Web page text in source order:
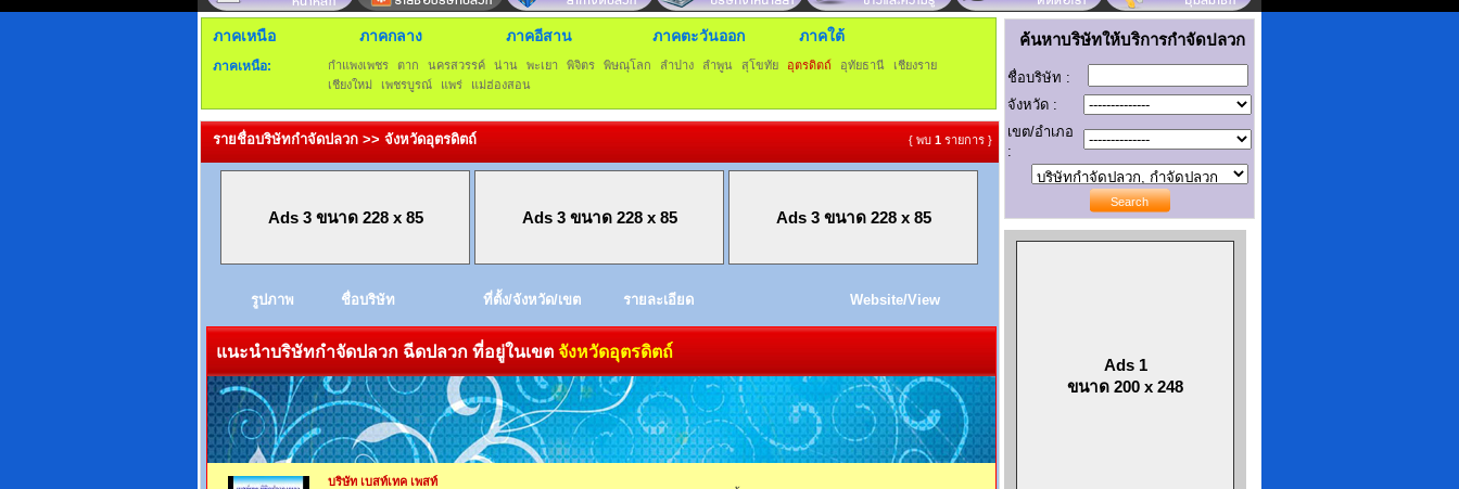
ภาคเหนือ ภาคกลาง ภาคอีสาน ภาคตะวันออก ภาคใต้
ภาคเหนือ: กำแพงเพชร ตาก นครสวรรค์ น่าน พะเยา พิจิตร พิษณุโลก ลำปาง ลำพูน สุโขทัย อุตรดิตถ์ อุทัยธานี
เชียงราย
เชียงใหม่
เพชรบูรณ์ แพร่ แม่ฮ่องสอน
รายชื่อบริษัทกำจัดปลวก >> จังหวัดอุตรดิตถ์ { พบ 1 รายการ }
Ads 3 ขนาด 228 x 85 Ads 3 ขนาด 228 x 85 Ads 3 ขนาด 228 x 85
รูปภาพ ชื่อบริษัท ที่ตั้ง/จังหวัด/เขต รายละเอียด Website/View
แนะนำบริษัทกำจัดปลวก ฉีดปลวก ที่อยู่ในเขต จังหวัดอุตรดิตถ์
บริษัท เบสท์เทค เพสท์
ค้นหาบริษัทให้บริการกำจัดปลวก
ชื่อบริษัท :
จังหวัด :
เขต/อำเภอ
:
Ads 1
ขนาด 200 x 248